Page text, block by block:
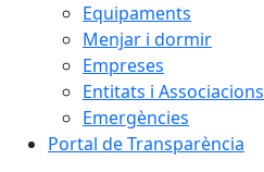
Equipaments
Menjar i dormir
Empreses
Entitats i Associacions
Emergències
Portal de Transparència